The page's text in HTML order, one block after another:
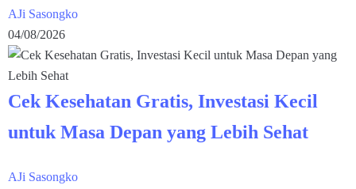
AJi Sasongko
04/08/2026
Cek Kesehatan Gratis, Investasi Kecil
untuk Masa Depan yang Lebih Sehat
AJi Sasongko